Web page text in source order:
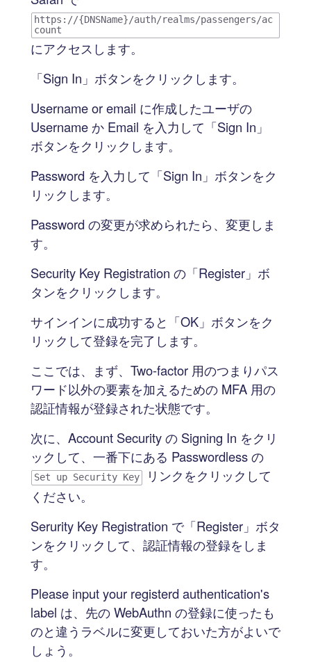
https://{DNSName}/auth/realms/passengers/ac
count
にアクセスします。
「Sign In」ボタンをクリックします。
Username or email に作成したユーザの
Username か Email を入力して「Sign In」
ボタンをクリックします。
Password を入力して「Sign In」ボタンをク
リックします。
Password の変更が求められたら、変更しま
す。
Security Key Registration の「Register」ボ
タンをクリックします。
サインインに成功すると「OK」ボタンをク
リックして登録を完了します。
ここでは、まず、Two-factor 用のつまりパス
ワード以外の要素を加えるための MFA 用の
認証情報が登録された状態です。
次に、Account Security の Signing In をクリ
ックして、一番下にある Passwordless の
Set up Security Key
リンクをクリックして
ください。
Serurity Key Registration で「Register」ボタ
ンをクリックして、認証情報の登録をしま
す。
Please input your registerd authentication's
label は、先の WebAuthn の登録に使ったも
のと違うラベルに変更しておいた方がよいで
しょう。